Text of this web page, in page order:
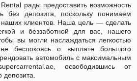
рады предоставить возможность
без депозита, поскольку понимаем
наших клиентов. Наша цель — сделать
и беззаботной для вас, нашего
вы могли наслаждаться легкостью
беспокоясь о выплате большого
автомобиль с максимальным
освободившись от